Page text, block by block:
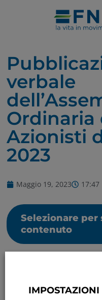
verbale
Ordinaria
Azionisti
2023
Maggio 19, 2023 17:47
Selezionare
contenuto